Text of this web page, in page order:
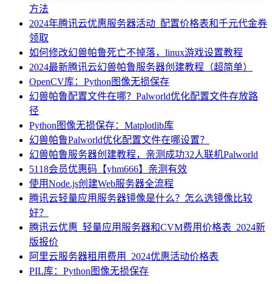
方法
2024年腾讯云优惠服务器活动_配置价格表和千元代金券
领取
如何修改幻兽帕鲁死亡不掉落，linux游戏设置教程
2024最新腾讯云幻兽帕鲁服务器创建教程（超简单）
OpenCV库：Python图像无损保存
幻兽帕鲁配置文件在哪？Palworld优化配置文件存放路
径
Python图像无损保存：Matplotlib库
幻兽帕鲁Palworld优化配置文件在哪设置？
幻兽帕鲁服务器创建教程，亲测成功32人联机Palworld
5118会员优惠码【yhm666】亲测有效
使用Node.js创建Web服务器全流程
腾讯云轻量应用服务器镜像是什么？怎么选镜像比较
好？
腾讯云优惠_轻量应用服务器和CVM费用价格表_2024新
版报价
阿里云服务器租用费用_2024优惠活动价格表
PIL库：Python图像无损保存